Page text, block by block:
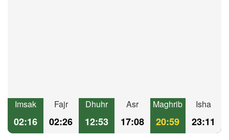
Imsak
02:16
Fajr
02:26
Dhuhr
12:53
Asr
17:08
Maghrib
20:59
Isha
23:11